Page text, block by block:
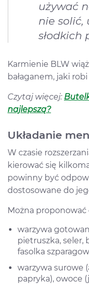
używać
nie solić,
słodkich
Karmienie BLW
bałaganem, jaki
Czytaj więcej:
najlepszą?
Układanie
W czasie
kierować się
powinny być
dostosowane do
Można proponować
warzywa
pietruszka, seler,
fasolka
warzywa surowe
papryka), owoce